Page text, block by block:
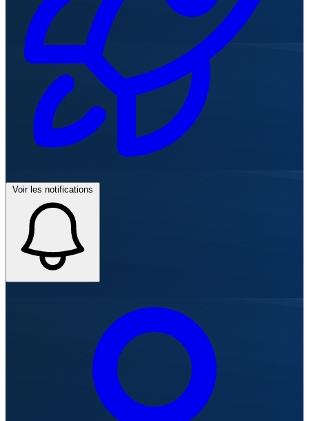
Voir les notifications